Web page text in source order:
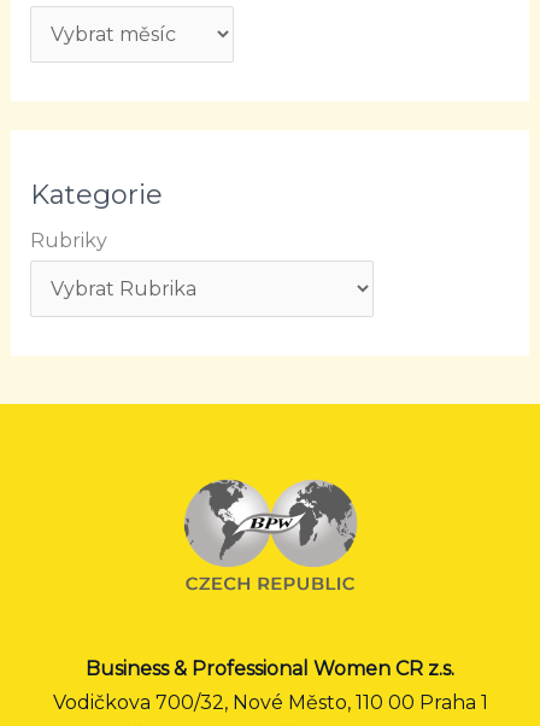
Kategorie
Rubriky
Business & Professional Women CR z.s.
Vodičkova 700/32, Nové Město, 110 00 Praha 1